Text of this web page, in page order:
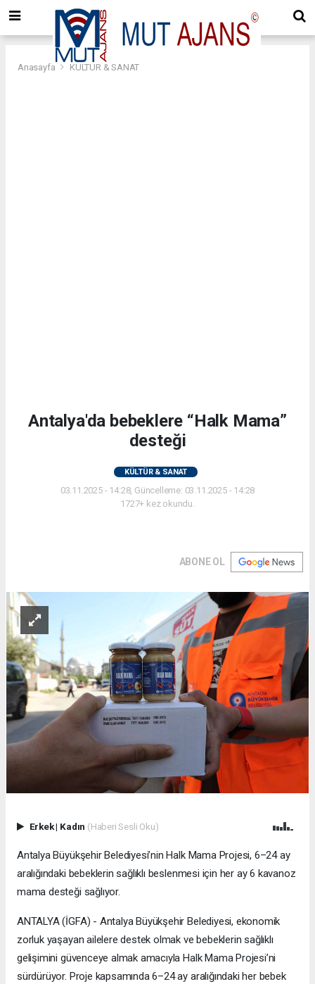
Anasayfa KÜLTÜR & SANAT
Antalya'da bebeklere “Halk Mama”
desteği
KÜLTÜR & SANAT
03.11.2025 - 14:28, Güncelleme: 03.11.2025 - 14:28
1727+ kez okundu.
ABONE OL
Erkek| Kadın (Haberi Sesli Oku)
Antalya Büyükşehir Belediyesi’nin Halk Mama Projesi, 6–24 ay
aralığındaki bebeklerin sağlıklı beslenmesi için her ay 6 kavanoz
mama desteği sağlıyor.
ANTALYA (İGFA) - Antalya Büyükşehir Belediyesi, ekonomik
zorluk yaşayan ailelere destek olmak ve bebeklerin sağlıklı
gelişimini güvenceye almak amacıyla Halk Mama Projesi’ni
sürdürüyor. Proje kapsamında 6–24 ay aralığındaki her bebek